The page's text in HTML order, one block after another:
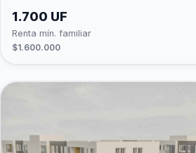
1.700 UF
Renta mín. familiar
$1.600.000